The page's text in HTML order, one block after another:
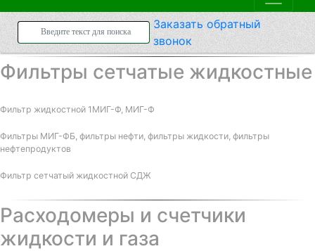
Заказатьобратный
звонок
Фильтры сетчатые жидкостные
Фильтр жидкостной 1МИГ-Ф, МИГ-Ф
Фильтры МИГ-ФБ, фильтры нефти, фильтры жидкости, фильтры
нефтепродуктов
Фильтр сетчатый жидкостной СДЖ
Расходомеры и счетчики
жидкости и газа